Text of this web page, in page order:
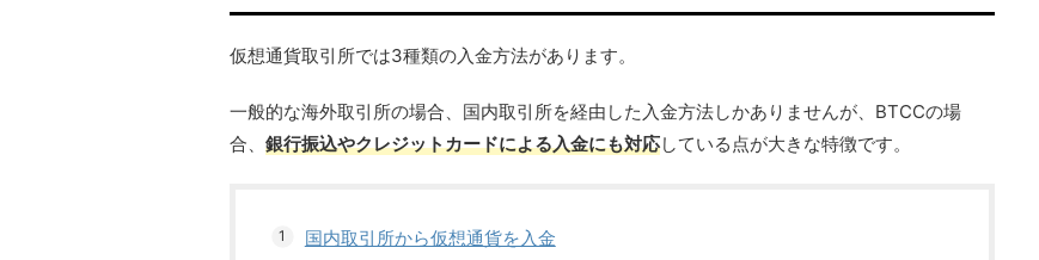
仮想通貨取引所では3種類の入金方法があります。
一般的な海外取引所の場合、国内取引所を経由した入金方法しかありませんが、BTCCの場
合、 銀行振込やクレジットカードによる入金にも対応している点が大きな特徴です。
国内取引所から仮想通貨を入金